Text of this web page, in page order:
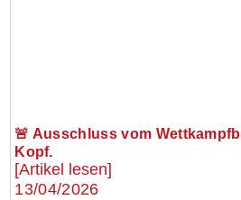
🚨 Ausschluss vom
Kopf.
[Artikel lesen]
13/04/2026